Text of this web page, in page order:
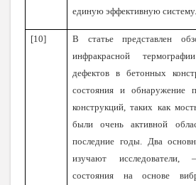
единую эффективную систему.
[10]
В статье представлен
инфракрасной
дефектов в бетонных
состояния и обнаружение
конструкций, таких как
были очень активной
последние годы. Два
изучают
состояния на основе